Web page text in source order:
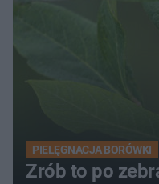
PIELĘGNACJA BORÓWKI
Zrób to po